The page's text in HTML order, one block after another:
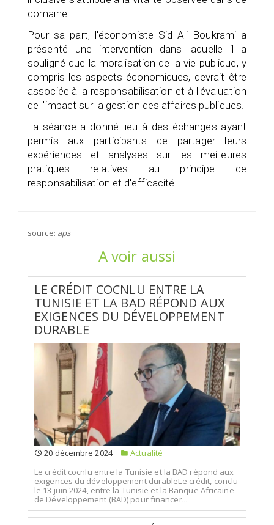
domaine.
Pour sa part, l'économiste Sid Ali Boukrami a
présenté une intervention dans laquelle il a
souligné que la moralisation de la vie publique, y
compris les aspects économiques, devrait être
associée à la responsabilisation et à l'évaluation
de l'impact sur la gestion des affaires publiques.
La séance a donné lieu à des échanges ayant
permis aux participants de partager leurs
expériences et analyses sur les meilleures
pratiques relatives au principe de
responsabilisation et d'efficacité.
source: aps
A voir aussi
LE CRÉDIT COCNLU ENTRE LA
TUNISIE ET LA BAD RÉPOND AUX
EXIGENCES DU DÉVELOPPEMENT
DURABLE
20 décembre 2024
Actualité
Le crédit cocnlu entre la Tunisie et la BAD répond aux
exigences du développement durableLe crédit, conclu
le 13 juin 2024, entre la Tunisie et la Banque Africaine
de Développement (BAD) pour financer...